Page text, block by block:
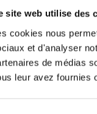
site web utilise des
cookies nous
et d'analyser
de médias
leur avez fournies